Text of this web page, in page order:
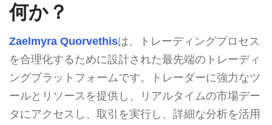
何か？
Zaelmyra Quorvethisは、トレーディングプロセス
を合理化するために設計された最先端のトレーディ
ングプラットフォームです。トレーダーに強力なツ
ールとリソースを提供し、リアルタイムの市場デー
タにアクセスし、取引を実行し、詳細な分析を活用